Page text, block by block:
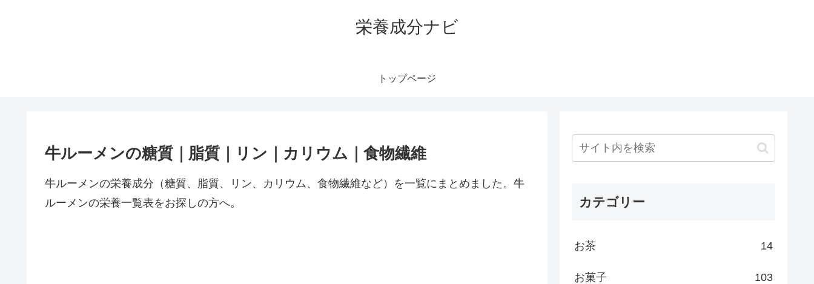
栄養成分ナビ
トップページ
牛ルーメンの糖質｜脂質｜リン｜カリウム｜食物繊維
牛ルーメンの栄養成分（糖質、脂質、リン、カリウム、食物繊維など）を一覧にまとめました。牛
ルーメンの栄養一覧表をお探しの方へ。
カテゴリー
お茶 14
お菓子 103